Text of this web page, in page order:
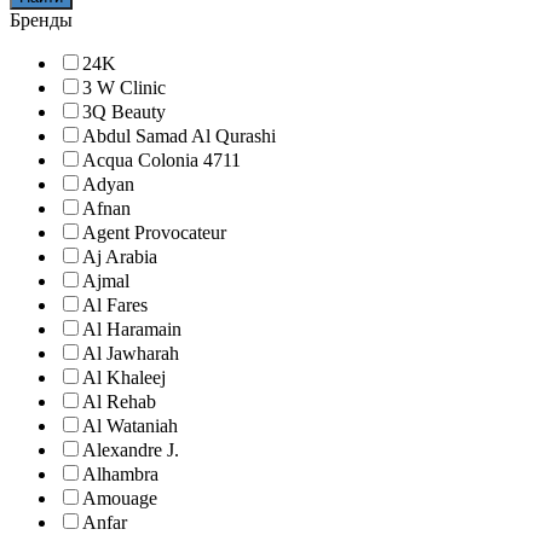
Бренды
24K
3 W Clinic
3Q Beauty
Abdul Samad Al Qurashi
Acqua Colonia 4711
Adyan
Afnan
Agent Provocateur
Aj Arabia
Ajmal
Al Fares
Al Haramain
Al Jawharah
Al Khaleej
Al Rehab
Al Wataniah
Alexandre J.
Alhambra
Amouage
Anfar